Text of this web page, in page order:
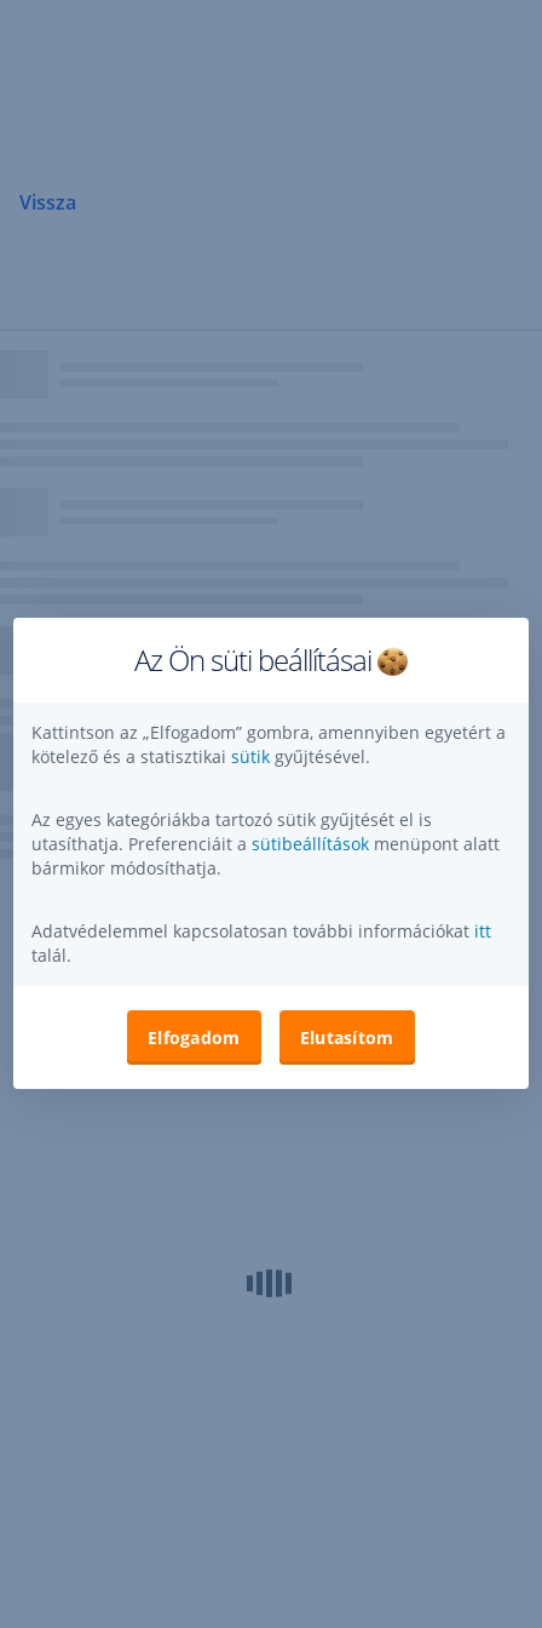
Vissza
Az Ön süti beállításai
Kattintson az „Elfogadom” gombra, amennyiben egyetért a
kötelező és a statisztikai sütik gyűjtésével.
Az egyes kategóriákba tartozó sütik gyűjtését el is
utasíthatja. Preferenciáit a sütibeállítások menüpont alatt
bármikor módosíthatja.
Adatvédelemmel kapcsolatosan további információkat itt
talál.
Elfogadom Elutasítom